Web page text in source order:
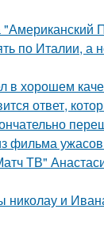
"Американский
по Италии, а
в хорошем
ответ,
фильма
ТВ"
и